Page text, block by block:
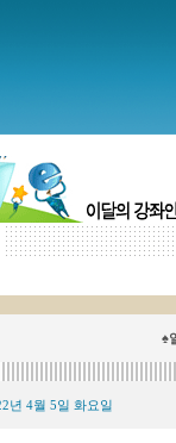
♠
년 4월 5일 화요일